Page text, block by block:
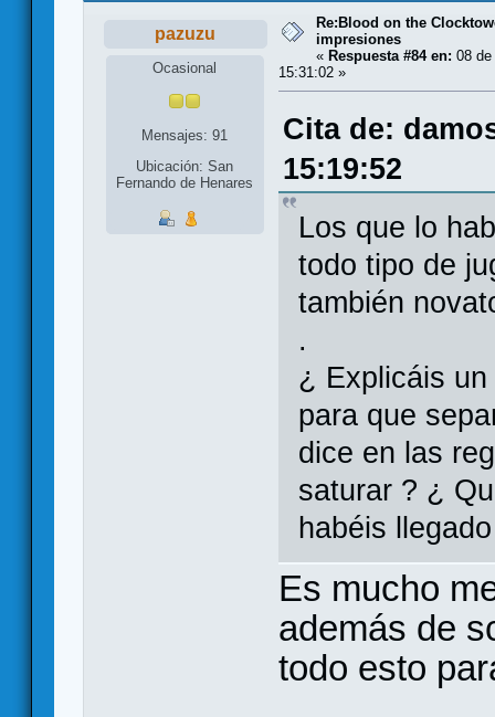
pazuzu
Ocasional
Mensajes: 91
Ubicación: San
Fernando de Henares
Re:Blood on the
impresiones
« Respuesta #84 en: 08
15:31:02 »
Cita de:
15:19:52
Los que lo
todo tipo de
también
.
¿ Explicáis
para que
dice en las
saturar ? ¿
habéis
Es mucho
además de
todo esto